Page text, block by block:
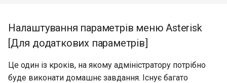
Налаштування параметрів меню Asterisk
[Для додаткових параметрів]
Це один із кроків, на якому адміністратору потрібно
буде виконати домашнє завдання. Існує багато